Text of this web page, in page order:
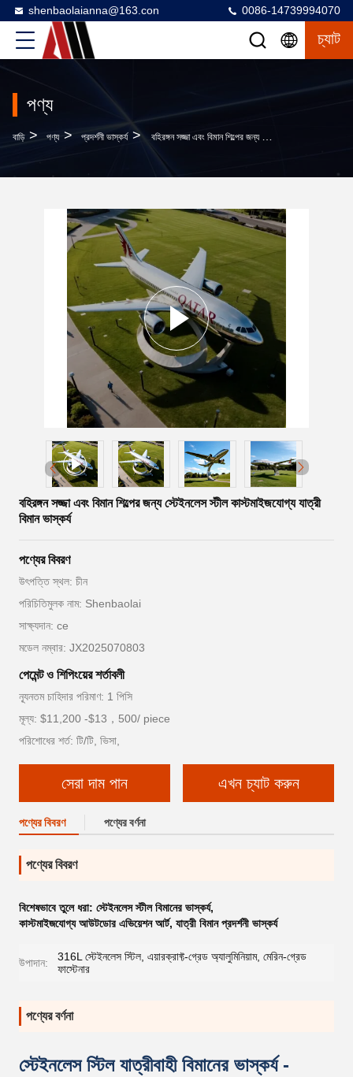
shenbaolaianna@163.con 0086-14739994070
চ্যাট
পণ্য
বাড়ি > পণ্য > প্রদর্শনী ভাস্কর্য > বহিরঙ্গন সজ্জা এবং বিমান শিল্পের জন্য স্টেইনলেস স্টীল কাস্টমাইজযোগ্য যাত্রী বিমান ভাস্কর্য
বহিরঙ্গন সজ্জা এবং বিমান শিল্পের জন্য স্টেইনলেস স্টীল কাস্টমাইজযোগ্য যাত্রী
বিমান ভাস্কর্য
পণ্যের বিবরণ
উৎপত্তি স্থল: চীন
পরিচিতিমুলক নাম: Shenbaolai
সাক্ষ্যদান: ce
মডেল নম্বার: JX2025070803
পেমেন্ট ও শিপিংয়ের শর্তাবলী
ন্যূনতম চাহিদার পরিমাণ: 1 পিসি
মূল্য: $11,200 -$13，500/ piece
পরিশোধের শর্ত: টি/টি, ভিসা,
সেরা দাম পান এখন চ্যাট করুন
পণ্যের বিবরণ পণ্যের বর্ণনা
পণ্যের বিবরণ
বিশেষভাবে তুলে ধরা: স্টেইনলেস স্টীল বিমানের ভাস্কর্য,
কাস্টমাইজযোগ্য আউটডোর এভিয়েশন আর্ট, যাত্রী বিমান প্রদর্শনী ভাস্কর্য
উপাদান:
316L স্টেইনলেস স্টিল, এয়ারক্রাফ্ট-গ্রেড অ্যালুমিনিয়াম, মেরিন-গ্রেড
ফাস্টেনার
পণ্যের বর্ণনা
স্টেইনলেস স্টিল যাত্রীবাহী বিমানের ভাস্কর্য -